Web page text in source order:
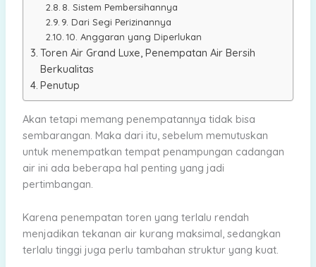
8. Sistem Pembersihannya
9. Dari Segi Perizinannya
10. Anggaran yang Diperlukan
Toren Air Grand Luxe, Penempatan Air Bersih
Berkualitas
Penutup
Akan tetapi memang penempatannya tidak bisa
sembarangan. Maka dari itu, sebelum memutuskan
untuk menempatkan tempat penampungan cadangan
air ini ada beberapa hal penting yang jadi
pertimbangan.
Karena penempatan toren yang terlalu rendah
menjadikan tekanan air kurang maksimal, sedangkan
terlalu tinggi juga perlu tambahan struktur yang kuat.